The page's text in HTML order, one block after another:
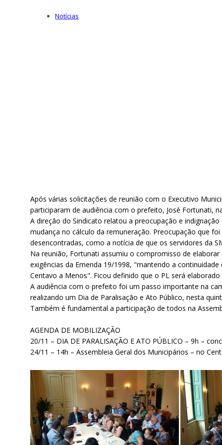
Notícias
Após várias solicitações de reunião com o Executivo
participaram de audiência com o prefeito, José Fortunati,
A direção do Sindicato relatou a preocupação e
mudança no cálculo da remuneração. Preocupação que
desencontradas, como a notícia de que os servidores da
Na reunião, Fortunati assumiu o compromisso de
exigências da Emenda 19/1998, "mantendo a
Centavo a Menos". Ficou definido que o PL será
A audiência com o prefeito foi um passo importante na
realizando um Dia de Paralisação e Ato Público, nesta
Também é fundamental a participação de todos na
AGENDA DE MOBILIZAÇÃO
20/11 – DIA DE PARALISAÇÃO E ATO PÚBLICO – 9h –
24/11 – 14h – Assembleia Geral dos Municipários – no